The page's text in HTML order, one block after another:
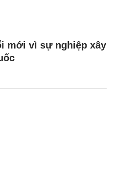
mới vì sự nghiệp xây